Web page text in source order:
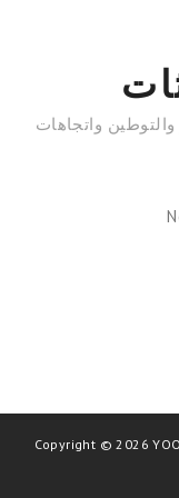
واتجاهات
Copyright © 2026